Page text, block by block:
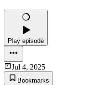
Play episode
Jul 4, 2025
Bookmarks